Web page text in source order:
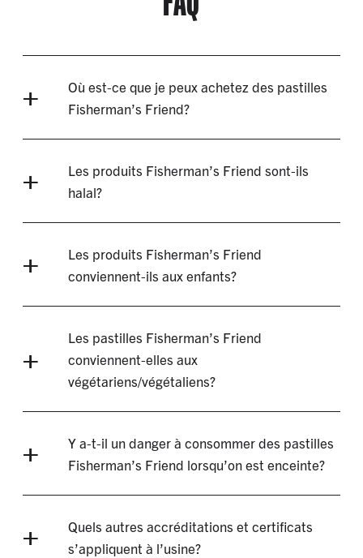
Où est-ce que je peux achetez des pastilles
Fisherman’s Friend?
Les produits Fisherman’s Friend sont-ils
halal?
Les produits Fisherman’s Friend
conviennent-ils aux enfants?
Les pastilles Fisherman’s Friend
conviennent-elles aux
végétariens/végétaliens?
Y a-t-il un danger à consommer des pastilles
Fisherman’s Friend lorsqu’on est enceinte?
Quels autres accréditations et certificats
s’appliquent à l’usine?